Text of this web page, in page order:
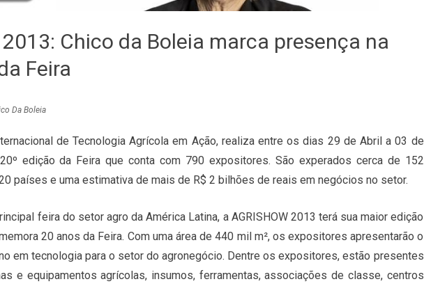
2013: Chico da Boleia marca presença na
Feira
Da Boleia
de Tecnologia Agrícola em Ação, realiza entre os dias 29 de Abril a 03 de
edição da Feira que conta com 790 expositores. São experados cerca de 152
países e uma estimativa de mais de R$ 2 bilhões de reais em negócios no setor.
feira do setor agro da América Latina, a AGRISHOW 2013 terá sua maior edição
20 anos da Feira. Com uma área de 440 mil m², os expositores apresentarão o
em tecnologia para o setor do agronegócio. Dentre os expositores, estão presentes
e equipamentos agrícolas, insumos, ferramentas, associações de classe, centros